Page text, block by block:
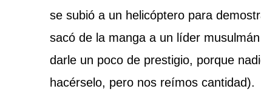
se subió a un helicóptero para
sacó de la manga a un líder
darle un poco de prestigio, porque
hacérselo, pero nos reímos cantidad).